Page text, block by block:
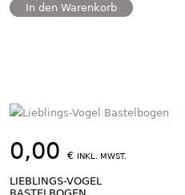
In den Warenkorb
0,00 € INKL. MWST.
LIEBLINGS-VOGEL